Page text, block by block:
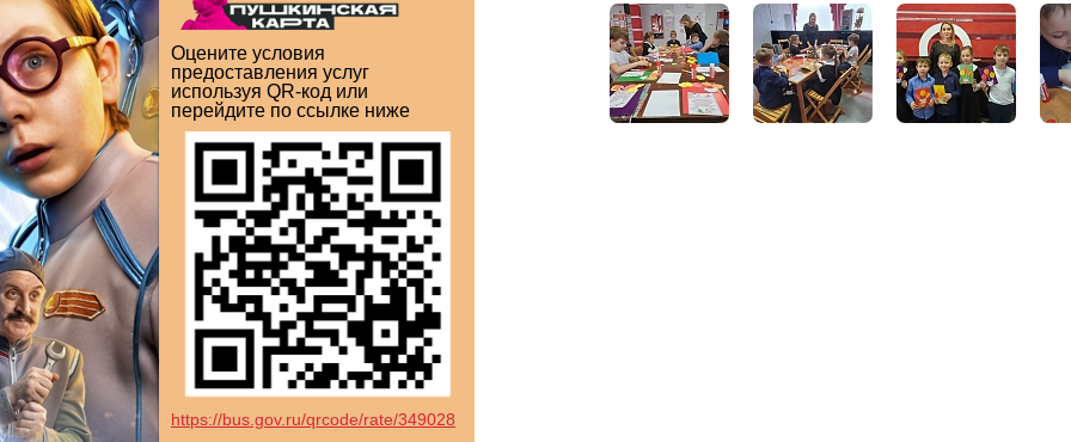
Оцените условия
предоставления услуг
используя QR-код или
перейдите по ссылке ниже
https://bus.gov.ru/qrcode/rate/349028